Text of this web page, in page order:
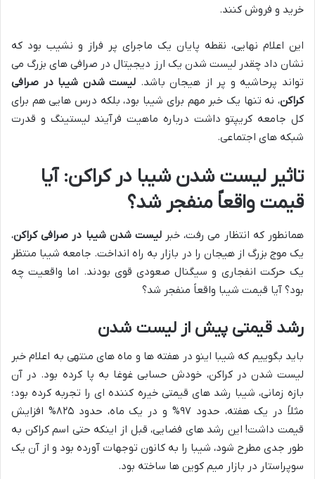
خرید و فروش کنند.
این اعلام نهایی، نقطه پایان یک ماجرای پر فراز و نشیب بود که
نشان داد چقدر لیست شدن یک ارز دیجیتال در صرافی های بزرگ می
تواند پرحاشیه و پر از هیجان باشد. لیست شدن شیبا در صرافی
کراکن، نه تنها یک خبر مهم برای شیبا بود، بلکه درس هایی هم برای
کل جامعه کریپتو داشت درباره ماهیت فرآیند لیستینگ و قدرت
شبکه های اجتماعی.
تاثیر لیست شدن شیبا در کراکن: آیا
قیمت واقعاً منفجر شد؟
همانطور که انتظار می رفت، خبرلیست شدن شیبا در صرافی کراکن،
یک موج بزرگ از هیجان را در بازار به راه انداخت. جامعه شیبا منتظر
یک حرکت انفجاری و سیگنال صعودی قوی بودند. اما واقعیت چه
بود؟ آیا قیمت شیبا واقعاً منفجر شد؟
رشد قیمتی پیش از لیست شدن
باید بگوییم که شیبا اینو در هفته ها و ماه های منتهی به اعلام خبر
لیست شدن در کراکن، خودش حسابی غوغا به پا کرده بود. در آن
بازه زمانی، شیبا رشد های قیمتی خیره کننده ای را تجربه کرده بود؛
مثلاً در یک هفته، حدود ۹۷% و در یک ماه، حدود ۸۲۵% افزایش
قیمت داشت! این رشد های فضایی، قبل از اینکه حتی اسم کراکن به
طور جدی مطرح شود، شیبا را به کانون توجهات آورده بود و از آن یک
سوپراستار در بازار میم کوین ها ساخته بود.